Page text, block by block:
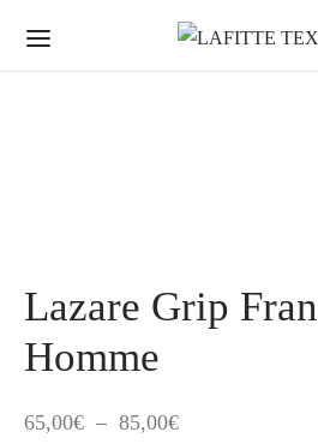
Lazare Grip
Homme
65,00€ – 85,00€Plage